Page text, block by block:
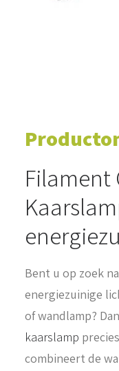
Filament
Bent u op zoek
energiezuinige
of wandlamp?
kaarslamp
combineert de